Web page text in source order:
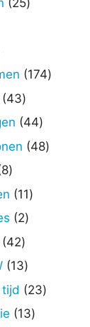
producten
174174
4343
producten
4444
producten
4848
88
producten
1111
22
4242
producten
1313
producten
2323
1313